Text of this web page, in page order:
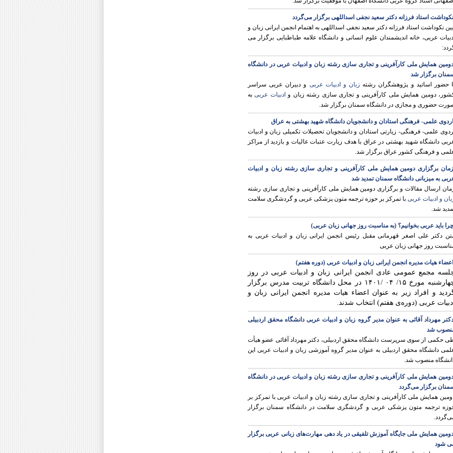
نکوداشت استاد فرزانه دکتر سعید نجفی اسداللهی برگزار می‌گردد
آیین نکوداشت استاد فرزانه دکتر سعید نجفی اسداللهی به اهتمام انجمن ایرانی زبان و
ادبیات عربی، خانه اندیشمندان علوم انسانی و دانشگاه علامه طباطبایی برگزار می
دومین همایش ملی کارآفرینی و تجاری سازی رشته زبان و ادبیات عربی در دانشگاه
برگزار شد
حضور اساتید و پژوهشگران رشته زبان و ادبیات عربی و دبیران عربی سراسر
دومین همایش ملی کارآفرینی و تجاری سازی رشته زبان و ادبیات عربیبه
حضوری و مجازی در دانشگاه سمنان برگزار شد.
اردوی علمی- فرهنگی استادان و دانشجویان دانشگاه شهید بهشتی به عراق
اردوی علمی- فرهنگی- زیارتی استادان و دانشجویان تحصیلات تکمیلی زبان و ادبیات
دانشگاه شهید بهشتی در عراق با هدف زیارت عتبات عالیات و بازدید از مراکز
و فرهنگی کشور عراق برگزار شد.
زمان برگزاری دومین همایش ملی کارآفرینی و تجاری سازی رشته زبان و ادبیات
به میزبانی دانشگاه سمنان تمدید شد
ارسال مقالات و برگزاری دومین همایش ملی کارآفرینی و تجاری سازی رشته
و ادبیات عربی با تمرکز بر حوزه ترجمه متون پزشکی عربی و گردشگری سلامت
شد.
چرا باید عربی بخوانیم؟ (به مناسبت روز جهانی زبان عربی)
دکتر علی اصغر قهرمانی مقبل رئیس انجمن ایرانی زبان و ادبیات عربی به
روز جهانی زبان عربی
اعضاء هيات مديره انجمن ایرانی زبان و ادبیات عربی (دوره‌ هفتم)
مجمع عمومی عادی انجمن ایرانی زبان و ادبیات عربی در روز
چهارشنبه مورخ ۱۵/ ۰۴ /۱۴۰۱ در محل دانشگاه تربیت مدرس برگزار
و افراد زیر به عنوان اعضاء هیات مدیره انجمن ایرانی زبان و
ادبیات عربی (دوره‌ی هفتم) انتخاب شدند.
دکتر مهرداد آقائی به عنوان مدیر گروه زبان و ادبیات عربی دانشگاه محقق اردبیلی
شد
حکمی از سوی سرپرست دانشگاه محقق اردبیلی، دکتر مهرداد آقائی عضو هیأت
دانشگاه محقق اردبیلی به عنوان مدیر گروه آموزشی زبان و ادبیات عربی این
منصوب شد.
دومین همایش ملی کارآفرینی و تجاری سازی رشته زبان و ادبیات عربی در دانشگاه
برگزار می‌گردد
همایش ملی کارآفرینی و تجاری سازی رشته زبان و ادبیات عربی با تمرکز بر
ترجمه متون پزشکی عربی و گردشگری سلامت در دانشگاه سمنان برگزار
دومین همایش ملی جایگاه آموزش تلفیقی در یاد دهی مهارت‌های زبانی عربی برگزار
شود